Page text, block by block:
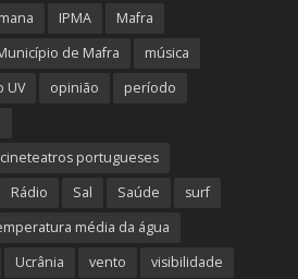
IPMA
Mafra
de Mafra
música
UV
opinião
período
portugueses
Rádio Sal Saúde
surf
média da água
Ucrânia vento visibilidade